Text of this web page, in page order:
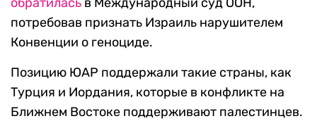
потребовав признать Израиль нарушителем
Конвенции о геноциде.
Позицию ЮАР поддержали такие страны, как
Турция и Иордания, которые в конфликте на
Ближнем Востоке поддерживают палестинцев.